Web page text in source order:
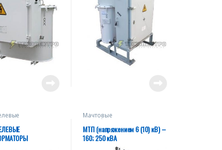
Мачтовые
трансформаторные
подстанции - столбовые
подстанции для
электроснабжения
небольших объектов
МТП (напряжением 6 (10) кВ) –
160; 250 кВА